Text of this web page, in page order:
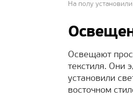
На полу
Освещают
текстиля. Они
установили
восточном